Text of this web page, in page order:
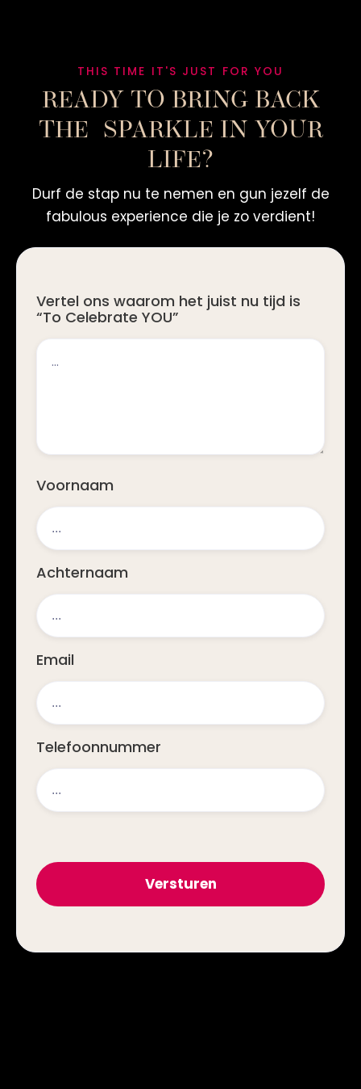
THIS TIME IT'S JUST FOR YOU
READY TO BRING BACK
THE SPARKLE IN YOUR
LIFE?
Durf de stap nu te nemen en gun jezelf de
fabulous experience die je zo verdient!
Vertel ons waarom het juist nu tijd is
“To Celebrate YOU”
Voornaam
Achternaam
Email
Telefoonnummer